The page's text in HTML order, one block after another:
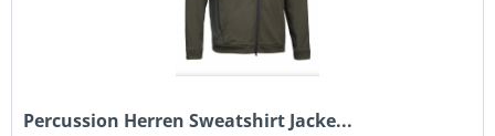
Percussion Herren Sweatshirt Jacke...